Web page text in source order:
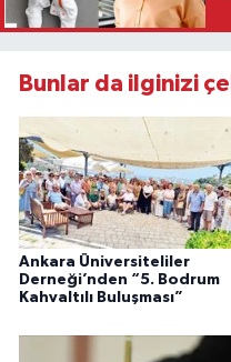
Bunlar da ilginizi
Ankara Üniversiteliler
Derneği’nden “5. Bodrum
Kahvaltılı Buluşması”